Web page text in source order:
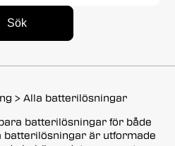
Sök
>Alla batterilösningar
batterilösningar för både
batterilösningar är utformade